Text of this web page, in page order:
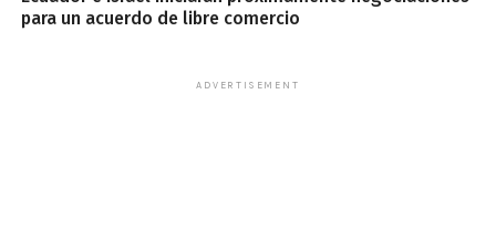
para un acuerdo de libre comercio
ADVERTISEMENT